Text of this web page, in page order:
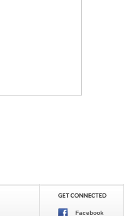
Facebook